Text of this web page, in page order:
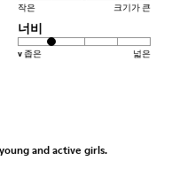
작은 크기가 큰
너비
v 좁은 넓은
and active girls.